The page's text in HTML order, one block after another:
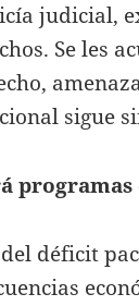
judicial,
Se les
sigue
déficit